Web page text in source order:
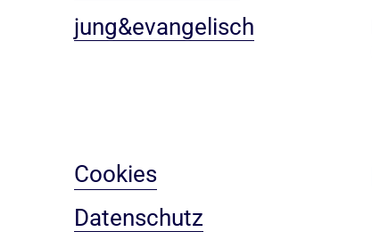
jung&evangelisch
Cookies
Datenschutz